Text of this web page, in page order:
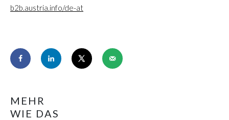
b2b.austria.info/de-at
MEHR
WIE DAS